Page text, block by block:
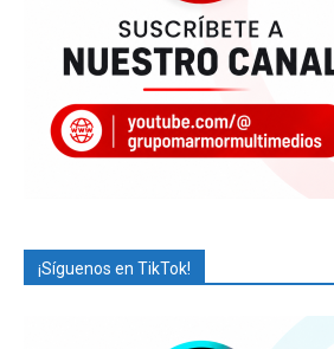
¡Síguenos en TikTok!